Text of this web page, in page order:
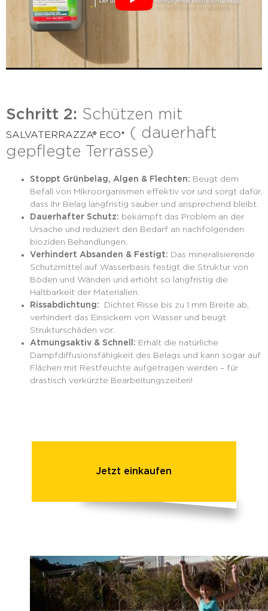
Schritt 2: Schützen mit
SALVATERRAZZA® ECO*
( dauerhaft
gepflegte Terrasse)
Stoppt Grünbelag, Algen & Flechten: Beugt dem
Befall von Mikroorganismen effektiv vor und sorgt dafür,
dass Ihr Belag langfristig sauber und ansprechend bleibt.
Dauerhafter Schutz: bekämpft das Problem an der
Ursache und reduziert den Bedarf an nachfolgenden
bioziden Behandlungen.
Verhindert Absanden & Festigt: Das mineralisierende
Schutzmittel auf Wasserbasis festigt die Struktur von
Böden und Wänden und erhöht so langfristig die
Haltbarkeit der Materialien.
Rissabdichtung: Dichtet Risse bis zu 1 mm Breite ab,
verhindert das Einsickern von Wasser und beugt
Strukturschäden vor.
Atmungsaktiv & Schnell: Erhält die natürliche
Dampfdiffusionsfähigkeit des Belags und kann sogar auf
Flächen mit Restfeuchte aufgetragen werden – für
drastisch verkürzte Bearbeitungszeiten!
Jetzt einkaufen